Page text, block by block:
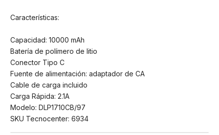
Características:
Capacidad: 10000 mAh
Batería de polímero de litio
Conector Tipo C
Fuente de alimentación: adaptador de CA
Cable de carga incluido
Carga Rápida: 2.1A
Modelo: DLP1710CB/97
SKU Tecnocenter: 6934